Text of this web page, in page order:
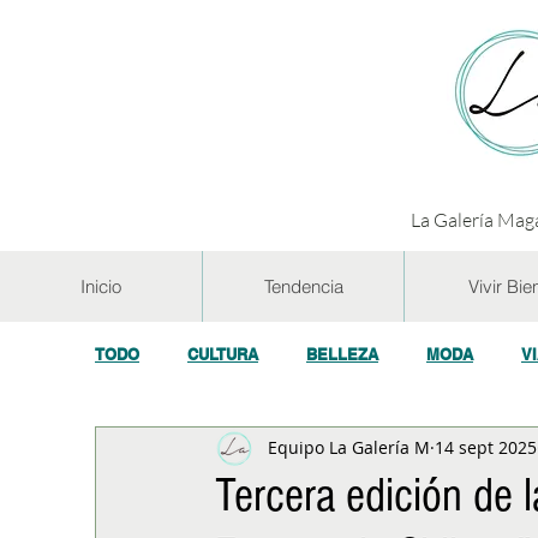
La Galería
Inicio Tendencia Vivir
TODO CULTURA BELLEZA MODA
GASTRONOMÍA Y VINOS SALUD
Tercera edición de
Equipo La Galería M 14 sept 2025